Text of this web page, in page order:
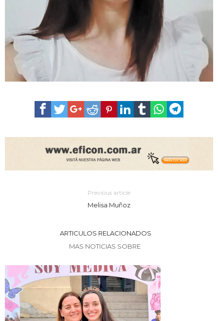
Previous article
Melisa Muñoz
ARTICULOS RELACIONADOS
MAS NOTICIAS SOBRE